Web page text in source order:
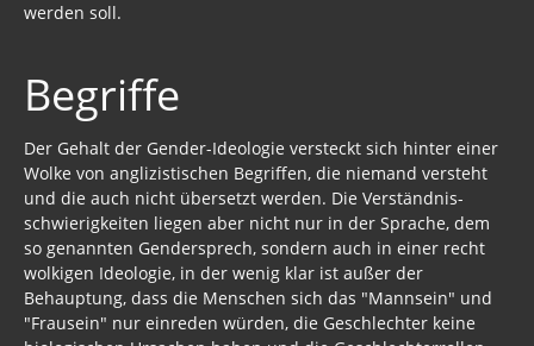
werden soll.
Begriffe
Der Gehalt der Gender-Ideologie versteckt sich hinter einer
Wolke von anglizistischen Begriffen, die niemand versteht
und die auch nicht übersetzt werden. Die Verständnis­
schwierig­keiten liegen aber nicht nur in der Sprache, dem
so genannten Gendersprech, sondern auch in einer recht
wolkigen Ideologie, in der wenig klar ist außer der
Behauptung, dass die Menschen sich das "Mannsein" und
"Frausein" nur einreden würden, die Geschlechter keine